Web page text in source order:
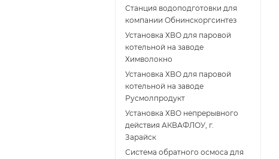
Станция водоподготовки для
компании Обнинскоргсинтез
Установка ХВО для паровой
котельной на заводе
Химволокно
Установка ХВО для паровой
котельной на заводе
Русмолпродукт
Установка ХВО непрерывного
действия АКВАФЛОУ, г.
Зарайск
Система обратного осмоса для